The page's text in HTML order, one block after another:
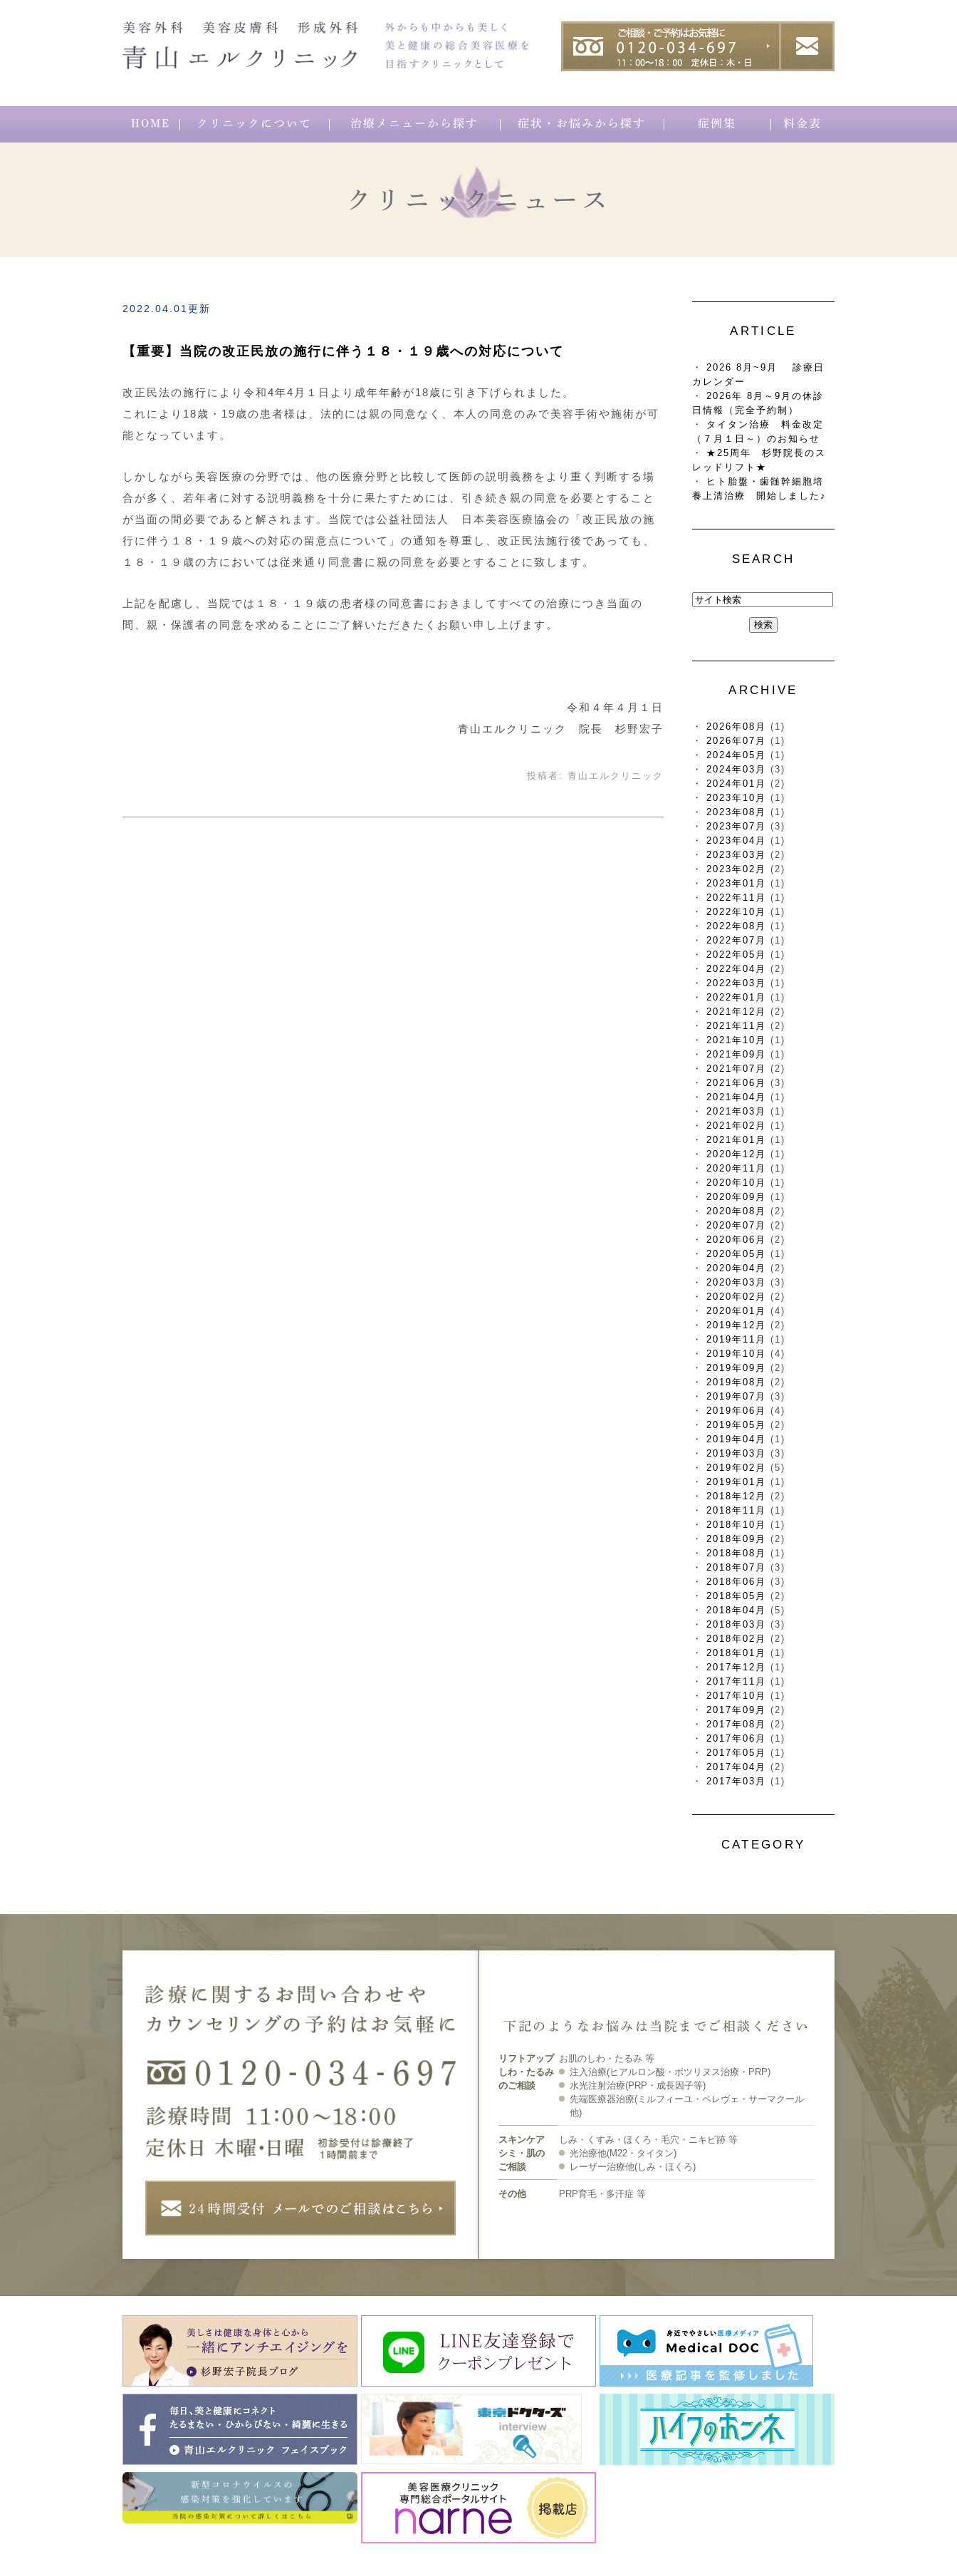
HOME クリニックについて
クリニックニュース
治療メニューから探す
ハイフ（ウルトラセル【Zi:】）
ハイパワーペレヴェ
BNAJU（ブナジュ）
M22
ラディエイジ
育毛メソセラピー
しみ・ほくろレーザー
マイクログラフト薄毛療法
症状・お悩みから探す 症例集 料金表
クリニックニュース
2022.04.01更新
【重要】当院の改正民放の施行に伴う１８・１９歳への対応について
改正民法の施行により令和4年4月１日より成年年齢が18歳に引き下げられました。
これにより18歳・19歳の患者様は、法的には親の同意なく、本人の同意のみで美容手術や施術が可
能となっています。
しかしながら美容医療の分野では、他の医療分野と比較して医師の説明義務をより重く判断する場
合が多く、若年者に対する説明義務を十分に果たすためには、引き続き親の同意を必要とすること
が当面の間必要であると解されます。当院では公益社団法人 日本美容医療協会の「改正民放の施
行に伴う１８・１９歳への対応の留意点について」の通知を尊重し、改正民法施行後であっても、
１８・１９歳の方においては従来通り同意書に親の同意を必要とすることに致します。
上記を配慮し、当院では１８・１９歳の患者様の同意書におきましてすべての治療につき当面の
間、親・保護者の同意を求めることにご了解いただきたくお願い申し上げます。
令和４年４月１日
青山エルクリニック 院長 杉野宏子
投稿者: 青山エルクリニック
ARTICLE
2026 8月~9月 診療日
カレンダー
2026年 8月～9月の休診
日情報（完全予約制）
タイタン治療 料金改定
（７月１日～）のお知らせ
★25周年 杉野院長のス
レッドリフト★
ヒト胎盤・歯髄幹細胞培
養上清治療 開始しました♪
SEARCH
ARCHIVE
2026年08月
(1)
2026年07月
(1)
2024年05月
(1)
2024年03月
(3)
2024年01月
(2)
2023年10月
(1)
2023年08月
(1)
2023年07月
(3)
2023年04月
(1)
2023年03月
(2)
2023年02月
(2)
2023年01月
(1)
2022年11月
(1)
2022年10月
(1)
2022年08月
(1)
2022年07月
(1)
2022年05月
(1)
2022年04月
(2)
2022年03月
(1)
2022年01月
(1)
2021年12月
(2)
2021年11月
(2)
2021年10月
(1)
2021年09月
(1)
2021年07月
(2)
2021年06月
(3)
2021年04月
(1)
2021年03月
(1)
2021年02月
(1)
2021年01月
(1)
2020年12月
(1)
2020年11月
(1)
2020年10月
(1)
2020年09月
(1)
2020年08月
(2)
2020年07月
(2)
2020年06月
(2)
2020年05月
(1)
2020年04月
(2)
2020年03月
(3)
2020年02月
(2)
2020年01月
(4)
2019年12月
(2)
2019年11月
(1)
2019年10月
(4)
2019年09月
(2)
2019年08月
(2)
2019年07月
(3)
2019年06月
(4)
2019年05月
(2)
2019年04月
(1)
2019年03月
(3)
2019年02月
(5)
2019年01月
(1)
2018年12月
(2)
2018年11月
(1)
2018年10月
(1)
2018年09月
(2)
2018年08月
(1)
2018年07月
(3)
2018年06月
(3)
2018年05月
(2)
2018年04月
(5)
2018年03月
(3)
2018年02月
(2)
2018年01月
(1)
2017年12月
(1)
2017年11月
(1)
2017年10月
(1)
2017年09月
(2)
2017年08月
(2)
2017年06月
(1)
2017年05月
(1)
2017年04月
(2)
2017年03月
(1)
CATEGORY
下記のようなお悩みは 当院までご相談ください
リフトアップ
しわ・たるみ
のご相談
お肌のしわ・たるみ 等
注入治療(ヒアルロン酸・ボツリヌス治療・PRP)
水光注射治療(PRP・成長因子等)
先端医療器治療(ミルフィーユ・ペレヴェ・サーマクール
他)
スキンケア
シミ・肌の
ご相談
しみ・くすみ・ほくろ・毛穴・ニキビ跡 等
光治療他(M22・タイタン)
レーザー治療他(しみ・ほくろ)
その他 PRP育毛・多汗症 等